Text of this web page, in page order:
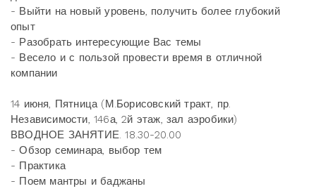
- Выйти на новый уровень, получить более глубокий
опыт
- Разобрать интересующие Вас темы
- Весело и с пользой провести время в отличной
компании
14 июня, Пятница (М.Борисовский тракт, пр.
Независимости, 146а, 2й этаж, зал аэробики)
ВВОДНОЕ ЗАНЯТИЕ. 18.30-20.00
- Обзор семинара, выбор тем
- Практика
- Поем мантры и баджаны